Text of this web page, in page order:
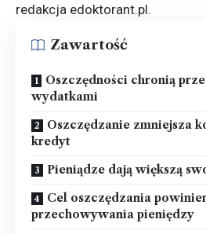
redakcja edoktorant.pl.
Zawartość
Oszczędności chronią
wydatkami
Oszczędzanie zmniejsza
kredyt
Pieniądze dają większą
Cel oszczędzania
przechowywania pieniędzy